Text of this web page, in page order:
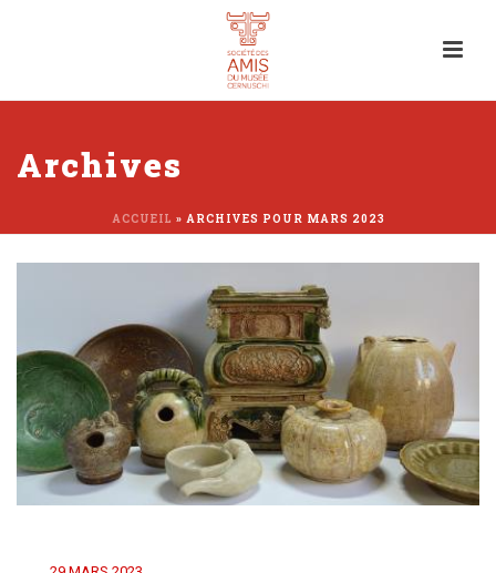
Archives
ACCUEIL » ARCHIVES POUR MARS 2023